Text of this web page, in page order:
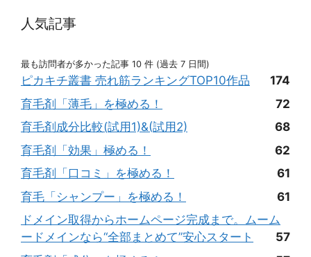
人気記事
最も訪問者が多かった記事 10 件 (過去 7 日間)
ピカキチ叢書 売れ筋ランキングTOP10作品
174
育毛剤「薄毛」を極める！
72
育毛剤成分比較(試用1)&(試用2)
68
育毛剤「効果」極める！
62
育毛剤「口コミ」を極める！
61
育毛「シャンプー」を極める！
61
ドメイン取得からホームページ完成まで。ムーム
ードメインなら“全部まとめて”安心スタート
57